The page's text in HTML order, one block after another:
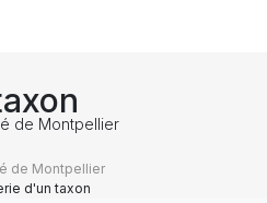
de Montpellier
de Montpellier
d'un taxon